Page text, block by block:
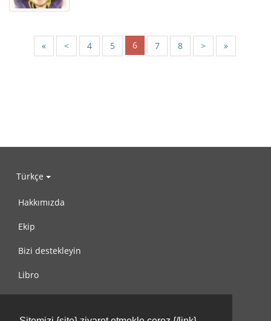
« < 4 5 6 7 8 > »
Türkçe
Hakkımızda
Ekip
Bizi destekleyin
Libro